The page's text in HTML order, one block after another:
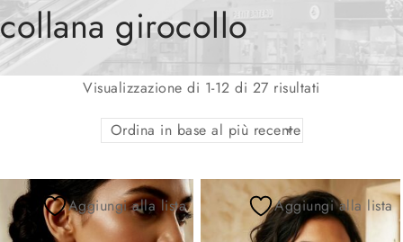
collana girocollo
Visualizzazione di 1-12 di 27 risultati
Ordina in base al più recente
Aggiungi alla lista Aggiungi alla lista